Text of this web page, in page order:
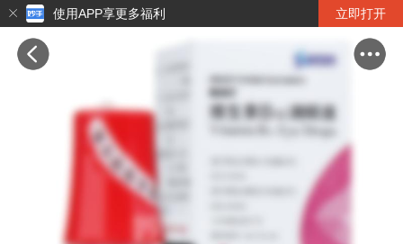
使用APP享更多福利 立即打开